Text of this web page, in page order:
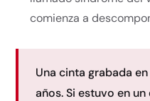
comienza a
Una cinta grabada
años. Si estuvo en